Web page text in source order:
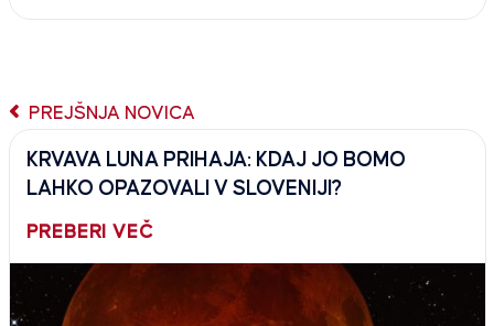
PREJŠNJA NOVICA
KRVAVA LUNA PRIHAJA: KDAJ JO BOMO
LAHKO OPAZOVALI V SLOVENIJI?
PREBERI VEČ